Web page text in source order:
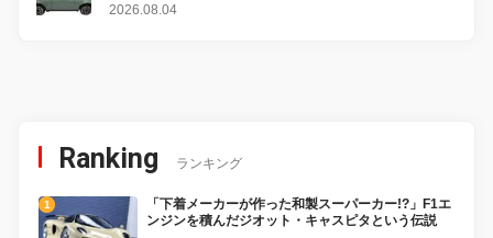
2026.08.04
Ranking ランキング
「下着メーカーが作った和製スーパーカー!?」F1エ
ンジンを積んだジオット・キャスピタという伝説